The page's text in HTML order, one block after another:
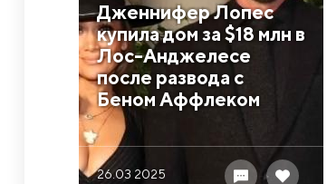
Дженнифер Лопес
купила дом за $18 млн в
Лос-Анджелесе
после развода с
Беном Аффлеком
26.03 2025